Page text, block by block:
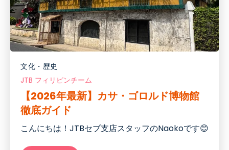
文化・歴史
JTB フィリピンチーム
【2026年最新】カサ・ゴロルド博物館
徹底ガイド
こんにちは！JTBセブ支店スタッフのNaokoです😊